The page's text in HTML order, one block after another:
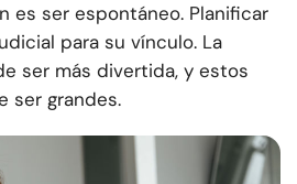
es ser espontáneo. Planificar
para su vínculo. La
ser más divertida, y estos
ser grandes.